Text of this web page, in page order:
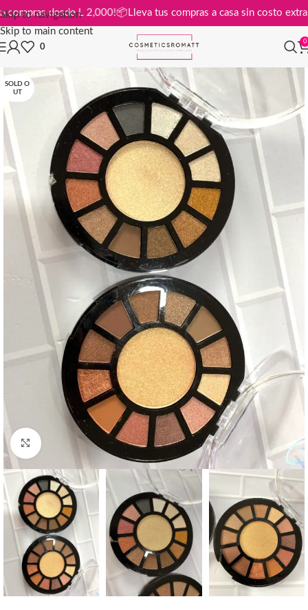
Skip to navigation
Skip to main content
en compras desde L 2,000!📦Lleva tus compras a casa sin costo
0
0
SOLD O
UT
Click to enlarge